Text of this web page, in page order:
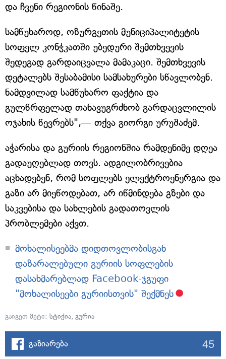
და ჩვენი რეგიონის წინაშე.
სამწუხაროდ, ოზურგეთის მუნიციპალიტეტის
სოფელ კონჭკათში უბედური შემთხვევის
შედეგად გარდაიცვალა მამაკაცი. შემთხვევის
დეტალებს შესაბამისი სამსახურები სწავლობენ.
ნამდვილად სამწუხარო ფაქტია და
გულწრფელად თანავუგრძნობ გარდაცვლილის
ოჯახის წევრებს",— თქვა გიორგი ურუშაძემ.
აჭარისა და გურიის რეგიონშია რამდენიმე დღეა
გადაუღებლად თოვს. ადგილობრივებია
აცხადებენ, რომ სოფლებს ელექტროენერგია და
გაზი არ მიეწოდებათ, არ იწმინდება გზები და
საკვებისა და სახლების გადათოვლის
პრობლემები აქვთ.
მოხალისეებმა დიდთოვლობისგან
დაზარალებული გურიის სოფლების
დასახმარებლად Facebook-ჯგუფი
"მოხალისეები გურიისთვის" შექმნეს
გაიგეთ მეტი: სტიქია, გურია
გაზიარება 45